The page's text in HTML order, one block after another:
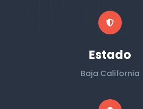
Estado
Baja California